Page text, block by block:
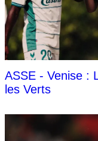
ASSE - Venise :
les Verts